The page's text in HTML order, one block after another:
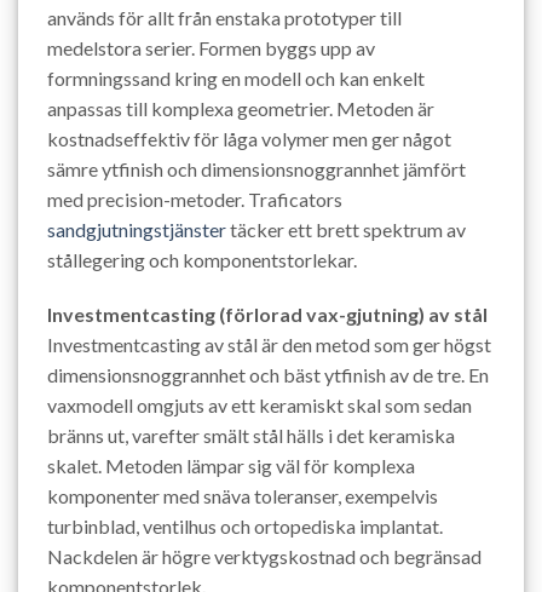
används för allt från enstaka prototyper till
medelstora serier. Formen byggs upp av
formningssand kring en modell och kan enkelt
anpassas till komplexa geometrier. Metoden är
kostnadseffektiv för låga volymer men ger något
sämre ytfinish och dimensionsnoggrannhet jämfört
med precision-metoder. Traficators
sandgjutningstjänstertäcker ett brett spektrum av
stållegering och komponentstorlekar.
Investmentcasting (förlorad vax-gjutning) av stål
Investmentcasting av stål är den metod som ger högst
dimensionsnoggrannhet och bäst ytfinish av de tre. En
vaxmodell omgjuts av ett keramiskt skal som sedan
bränns ut, varefter smält stål hälls i det keramiska
skalet. Metoden lämpar sig väl för komplexa
komponenter med snäva toleranser, exempelvis
turbinblad, ventilhus och ortopediska implantat.
Nackdelen är högre verktygskostnad och begränsad
komponentstorlek.